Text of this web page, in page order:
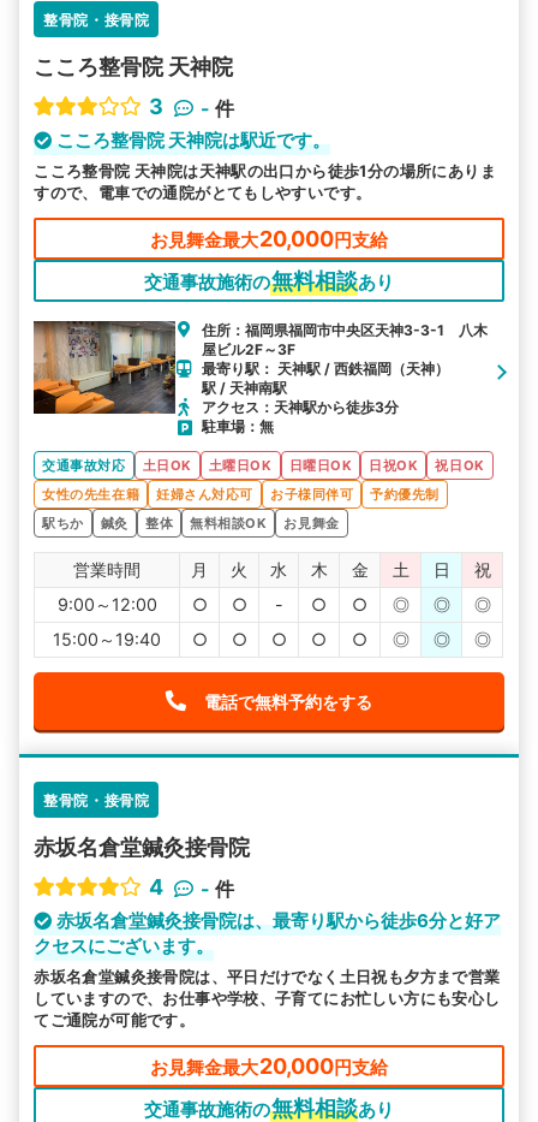
整骨院・接骨院
こころ整骨院 天神院
3
- 件
こころ整骨院 天神院は駅近です。
こころ整骨院 天神院は天神駅の出口から徒歩1分の場所にありま
すので、電車での通院がとてもしやすいです。
お見舞金最大20,000円支給
交通事故施術の無料相談あり
住所：福岡県福岡市中央区天神3-3-1 八木
屋ビル2F～3F
最寄り駅： 天神駅 / 西鉄福岡（天神）
駅 / 天神南駅
アクセス：天神駅から徒歩3分
駐車場：無
交通事故対応 土日OK 土曜日OK 日曜日OK 日祝OK
祝日OK
女性の先生在籍
妊婦さん対応可 お子様同伴可
予約優先制
駅ちか
鍼灸 整体 無料相談OK お見舞金
営業時間 月 火 水 木 金 土 日
祝
9:00～12:00
○ ○ - ○ ○ ◎ ◎
◎
15:00～19:40
○ ○ ○ ○ ○ ◎ ◎ ◎
電話で無料予約をする
整骨院・接骨院
赤坂名倉堂鍼灸接骨院
4
- 件
赤坂名倉堂鍼灸接骨院は、最寄り駅から徒歩6分と好ア
クセスにございます。
赤坂名倉堂鍼灸接骨院は、平日だけでなく土日祝も夕方まで営業
していますので、お仕事や学校、子育てにお忙しい方にも安心し
てご通院が可能です。
お見舞金最大20,000円支給
交通事故施術の無料相談あり